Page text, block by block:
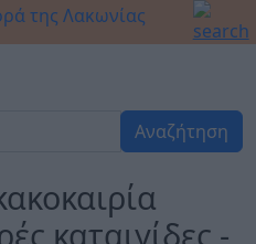
Αναζήτηση
καταιγίδες -